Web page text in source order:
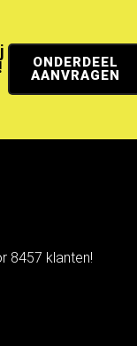
ONDERDEEL
AANVRAGEN
8457 klanten!